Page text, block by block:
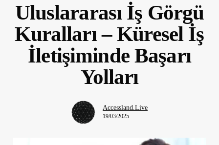
Uluslararası İş Görgü
Kuralları – Küresel İş
İletişiminde Başarı
Yolları
Accessland.Live
19/03/2025